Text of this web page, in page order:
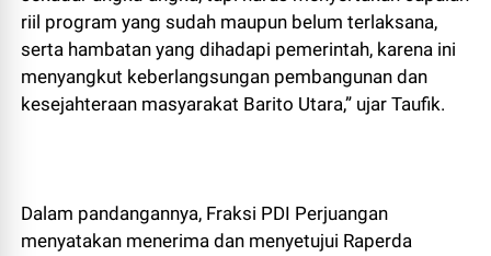
riil program yang sudah maupun belum terlaksana,
serta hambatan yang dihadapi pemerintah, karena ini
menyangkut keberlangsungan pembangunan dan
kesejahteraan masyarakat Barito Utara,” ujar Taufik.
Dalam pandangannya, Fraksi PDI Perjuangan
menyatakan menerima dan menyetujui Raperda